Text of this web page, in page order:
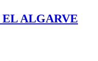
ALGARVE